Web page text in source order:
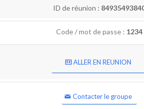
ID de réunion :
Code / mot de passe : 1234
ALLER EN REUNION
Contacter le groupe